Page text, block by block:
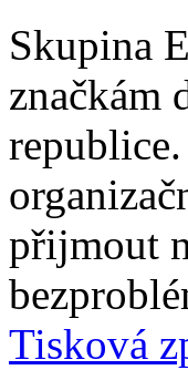
Skupina
značkám
přijmout
Tisková